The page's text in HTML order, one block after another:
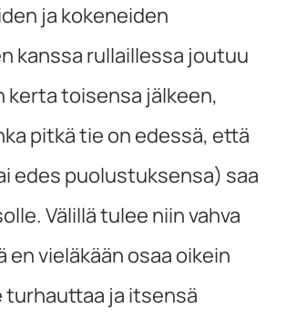
ja kokeneiden
kanssa rullaillessa joutuu
kerta toisensa jälkeen,
pitkä tie on edessä, että
edes puolustuksensa) saa
Välillä tulee niin vahva
vieläkään osaa oikein
turhauttaa ja itsensä